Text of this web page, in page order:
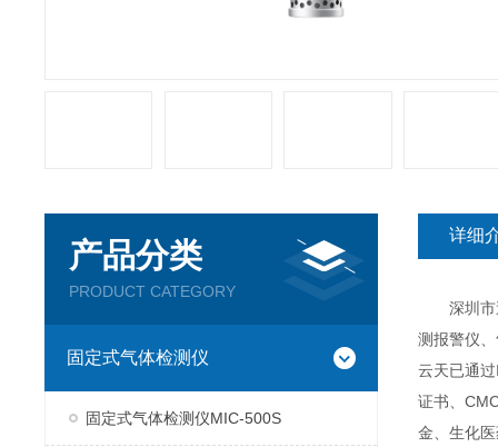
产品分类
PRODUCT CATEGORY
固定式气体检测仪
固定式气体检测仪MIC-500S
详细
深圳市逸
测报警仪
云天已通
证书、
金、生化